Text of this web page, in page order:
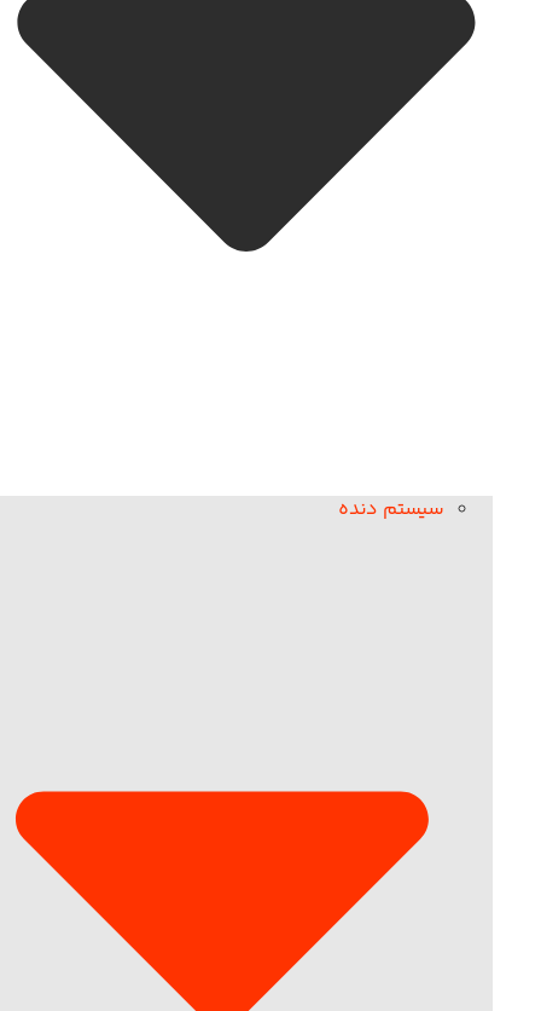
سیستم دنده